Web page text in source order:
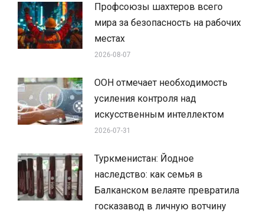
Профсоюзы шахтеров всего
мира за безопасность на рабочих
местах
2026-08-07
ООН отмечает необходимость
усиления контроля над
искусственным интеллектом
2026-07-31
Туркменистан: Йодное
наследство: как семья в
Балканском велаяте превратила
госказавод в личную вотчину